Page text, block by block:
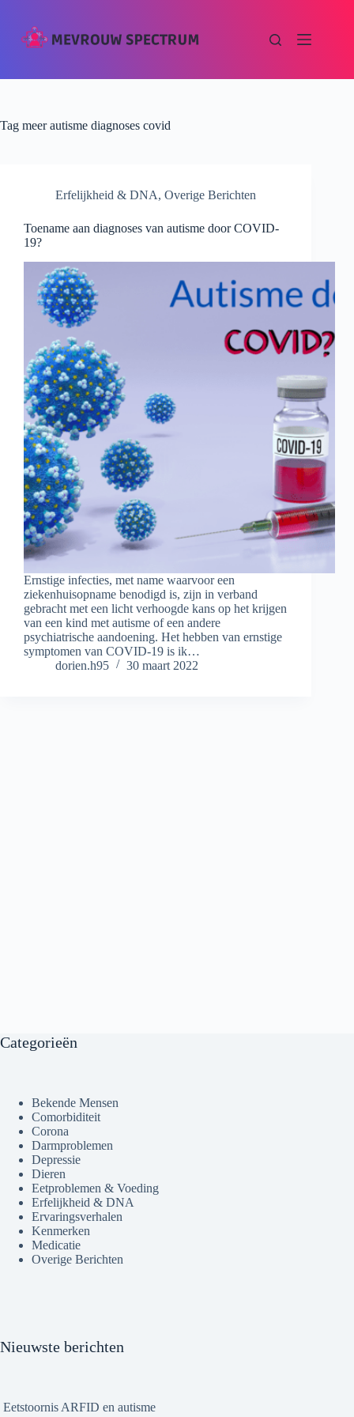
Tag meer autisme diagnoses covid
Erfelijkheid & DNA, Overige Berichten
Toename aan diagnoses van autisme door COVID-
19?
Ernstige infecties, met name waarvoor een
ziekenhuisopname benodigd is, zijn in verband
gebracht met een licht verhoogde kans op het krijgen
van een kind met autisme of een andere
psychiatrische aandoening. Het hebben van ernstige
symptomen van COVID-19 is ik…
dorien.h95
30 maart 2022
Categorieën
Bekende Mensen
Comorbiditeit
Corona
Darmproblemen
Depressie
Dieren
Eetproblemen & Voeding
Erfelijkheid & DNA
Ervaringsverhalen
Kenmerken
Medicatie
Overige Berichten
Nieuwste berichten
Eetstoornis ARFID en autisme